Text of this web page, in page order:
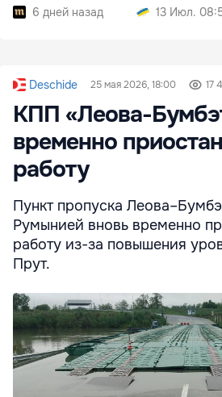
6 дней назад
13 Июл.
Deschide 25 мая 2026, 18:00 17
КПП «Леова-
временно
работу
Пункт пропуска
Румынией вновь временно
работу из-за повышения
Прут.